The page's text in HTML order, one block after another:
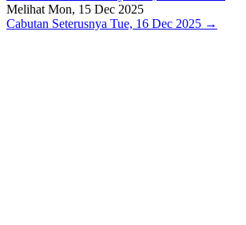
Melihat Mon, 15 Dec 2025
Cabutan Seterusnya Tue, 16 Dec 2025 →